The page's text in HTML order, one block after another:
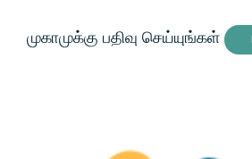
முகாமுக்கு பதிவு செய்யுங்கள்